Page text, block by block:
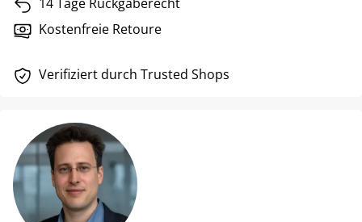
Kostenfreie Retoure
Verifiziert durch Trusted Shops